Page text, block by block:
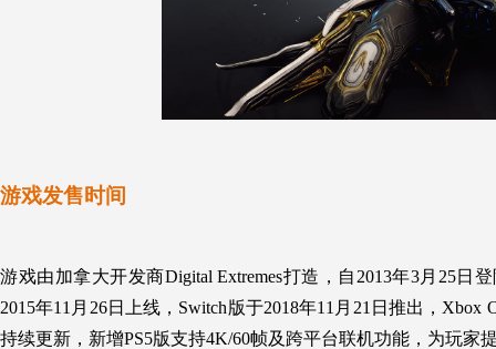
游戏发售时间
游戏由加拿大开发商Digital Extremes打造，自2013年3月25日
2015年11月26日上线，Switch版于2018年11月21日推出，
持续更新，新增PS5版支持4K/60帧及跨平台联机功能，为玩家